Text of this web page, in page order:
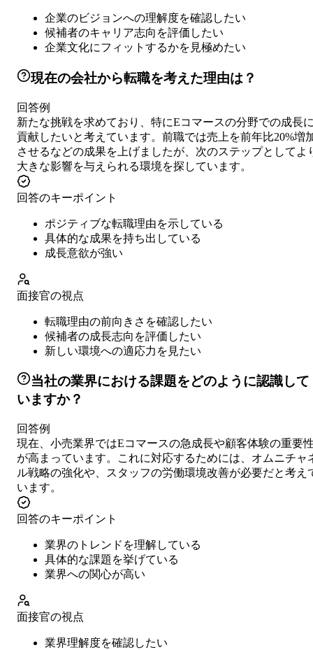
企業のビジョンへの理解度を確認したい
候補者のキャリア志向を評価したい
企業文化にフィットするかを見極めたい
現在の会社から転職を考えた理由は？
回答例
新たな挑戦を求めており、特にEコマースの分野での成長
貢献したいと考えています。前職では売上を前年比20%増
させるなどの成果を上げましたが、次のステップとしてよ
大きな影響を与えられる環境を探しています。
回答のキーポイント
ポジティブな転職理由を示している
具体的な成果を持ち出している
成長意欲が強い
面接官の視点
転職理由の前向きさを確認したい
候補者の成長志向を評価したい
新しい環境への適応力を見たい
当社の業界における課題をどのように認識して
いますか？
回答例
現在、小売業界ではEコマースの急成長や顧客体験の重要
が高まっています。これに対応するためには、オムニチャ
ル戦略の強化や、スタッフの労働環境改善が必要だと考え
います。
回答のキーポイント
業界のトレンドを理解している
具体的な課題を挙げている
業界への関心が高い
面接官の視点
業界理解度を確認したい